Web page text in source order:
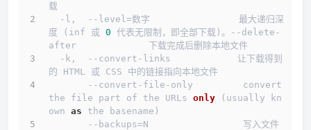
载
度 (inf 或 0 代表无限制，即全部下载)。--delete-
after             下载完成后删除本地文件
的 HTML 或 CSS 中的链接指向本地文件
       --convert-file-
only         convert
the file part of the URLs only ( usually kn
own as the basename )
       --backups
=N                 写入文件